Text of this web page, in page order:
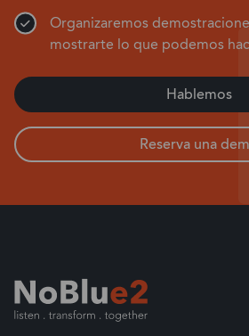
Organizaremos
mostrarte lo que podemos
Hablemos
Reserva una